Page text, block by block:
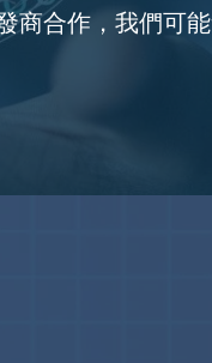
商合作，我們可